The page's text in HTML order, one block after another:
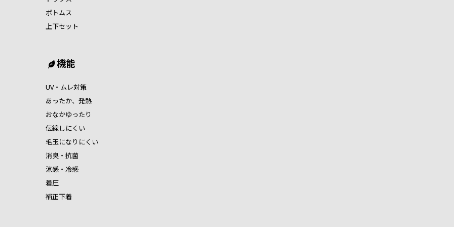
ボトムス
上下セット
機能
UV・ムレ対策
あったか、発熱
おなかゆったり
伝線しにくい
毛玉になりにくい
消臭・抗菌
涼感・冷感
着圧
補正下着